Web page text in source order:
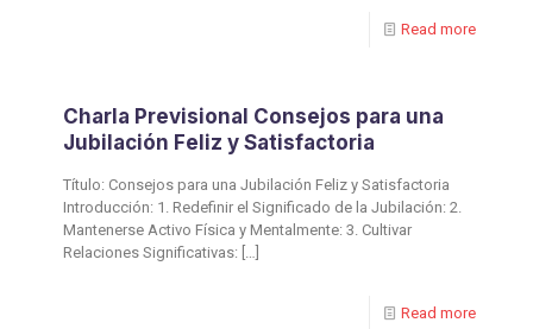
Read more
Charla Previsional Consejos para una
Jubilación Feliz y Satisfactoria
Título: Consejos para una Jubilación Feliz y Satisfactoria
Introducción: 1. Redefinir el Significado de la Jubilación: 2.
Mantenerse Activo Física y Mentalmente: 3. Cultivar
Relaciones Significativas:
Read more